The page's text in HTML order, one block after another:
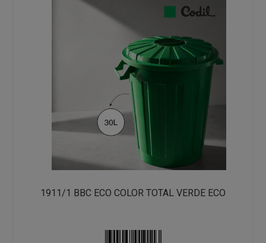
1911/1 BBC ECO COLOR TOTAL VERDE ECO